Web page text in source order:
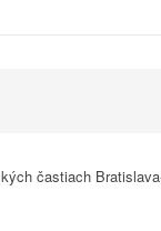
častiach